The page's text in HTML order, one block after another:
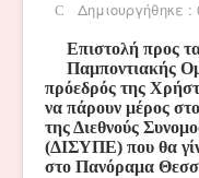
Δημιουργήθηκε :
Επιστολή προς
Παμποντιακής
πρόεδρός της
να πάρουν μέρος
της Διεθνούς
(ΔΙΣΥΠΕ) που θα
στο Πανόραμα